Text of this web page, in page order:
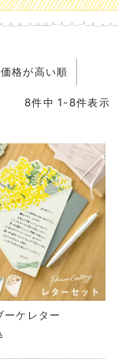
価格が高い順
8件中 1-8件表示
ーケレター